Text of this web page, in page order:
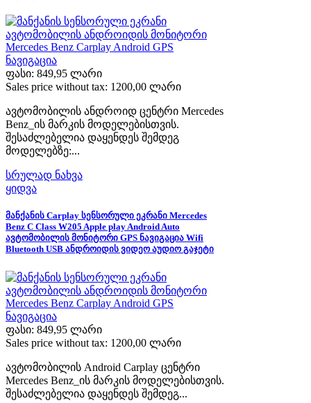
ფასი: 849,95 ლარი
Sales price without tax: 1200,00 ლარი
ავტომობილის ანდროიდ ცენტრი Mercedes
Benz_ის მარკის მოდელებისთვის.
შესაძლებელია დაყენდეს შემდეგ
მოდელებზე:...
სრულად ნახვა
ყიდვა
მანქანის Carplay სენსორული ეკრანი Mercedes
Benz C Class W205 Apple play Android Auto
ავტომობილის მონიტორი GPS ნავიგაცია Wifi
Bluetooth USB ანდროიდის ვიდეო აუდიო გაჯეტი
ფასი: 849,95 ლარი
Sales price without tax: 1200,00 ლარი
ავტომობილის Android Carplay ცენტრი
Mercedes Benz_ის მარკის მოდელებისთვის.
შესაძლებელია დაყენდეს შემდეგ...